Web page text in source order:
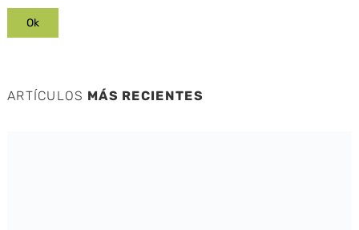
ARTÍCULOS MÁS RECIENTES